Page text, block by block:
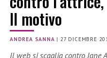
Il motivo
ANDREA SANNA |27 DICEMBRE
Il web si scaglia contro Jane